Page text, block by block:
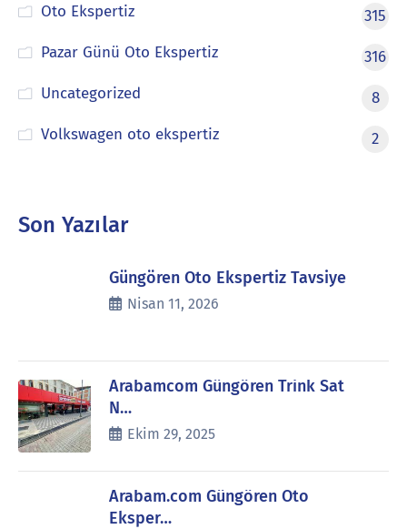
Oto Ekspertiz
315
Pazar Günü Oto Ekspertiz
316
Uncategorized
8
Volkswagen oto ekspertiz
2
Son Yazılar
Güngören Oto Ekspertiz Tavsiye
Nisan 11, 2026
Arabamcom Güngören Trink Sat
N…
Ekim 29, 2025
Arabam.com Güngören Oto
Eksper…